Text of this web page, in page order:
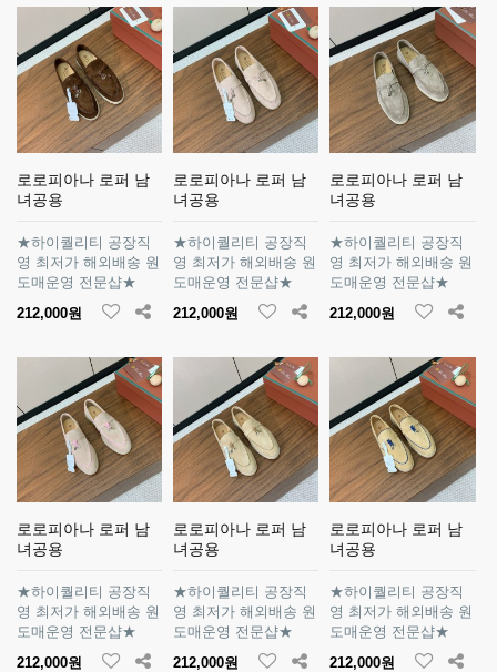
로로피아나 로퍼 남
녀공용
★하이퀄리티 공장직
영 최저가 해외배송 원
도매운영 전문샵★
212,000원
로로피아나 로퍼 남
녀공용
★하이퀄리티 공장직
영 최저가 해외배송 원
도매운영 전문샵★
212,000원
로로피아나 로퍼 남
녀공용
★하이퀄리티 공장직
영 최저가 해외배송 원
도매운영 전문샵★
212,000원
로로피아나 로퍼 남
녀공용
★하이퀄리티 공장직
영 최저가 해외배송 원
도매운영 전문샵★
212,000원
로로피아나 로퍼 남
녀공용
★하이퀄리티 공장직
영 최저가 해외배송 원
도매운영 전문샵★
212,000원
로로피아나 로퍼 남
녀공용
★하이퀄리티 공장직
영 최저가 해외배송 원
도매운영 전문샵★
212,000원